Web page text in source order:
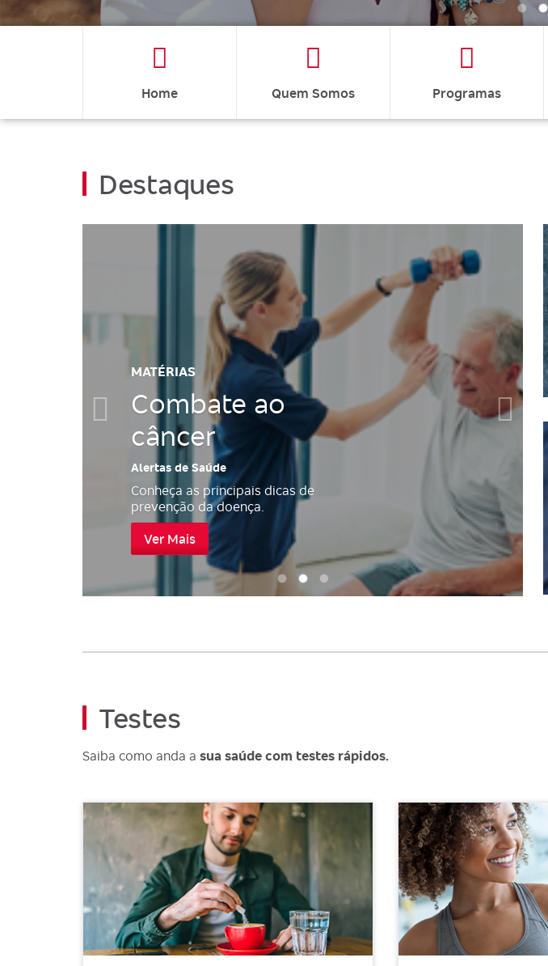
Home Quem Somos Programas
Destaques
MATÉRIAS
Combate ao
câncer
Alertas de Saúde
Conheça as principais dicas de
prevenção da doença.
Ver Mais
Testes
Saiba como anda a sua saúde com testes rápidos.